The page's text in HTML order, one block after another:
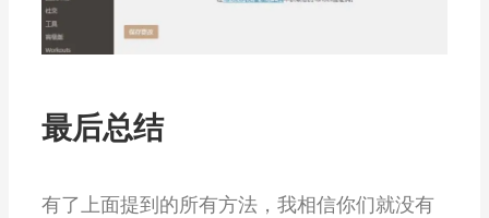
最后总结
有了上面提到的所有方法，我相信你们就没有